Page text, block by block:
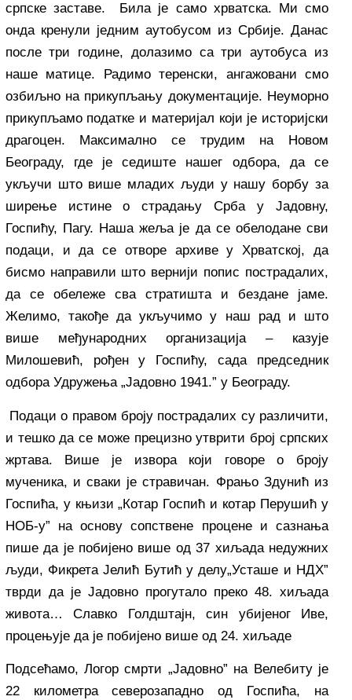
српске заставе. Била је само хрватска. Ми смо
онда кренули једним аутобусом из Србије. Данас
после три године, долазимо са три аутобуса из
наше матице. Радимо теренски, ангажовани смо
озбиљно на прикупљању документације. Неуморно
прикупљамо податке и материјал који је историјски
драгоцен. Максимално се трудим на Новом
Београду, где је седиште нашег одбора, да се
укључи што више младих људи у нашу борбу за
ширење истине о страдању Срба у Јадовну,
Госпићу, Пагу. Наша жеља је да се обелодане сви
подаци, и да се отворе архиве у Хрватској, да
бисмо направили што вернији попис пострадалих,
да се обележе сва стратишта и бездане јаме.
Желимо, такође да укључимо у наш рад и што
више међународних организација – казује
Милошевић, рођен у Госпићу, сада председник
одбора Удружења „Јадовно 1941.” у Београду.
Подаци о правом броју пострадалих су различити,
и тешко да се може прецизно утврити број српских
жртава. Више је извора који говоре о броју
мученика, и сваки је стравичан. Фрањо Здунић из
Госпића, у књизи „Котар Госпић и котар Перушић у
НОБ-у” на основу сопствене процене и сазнања
пише да је побијено више од 37 хиљада недужних
људи, Фикрета Јелић Бутић у делу„Усташе и НДХ”
тврди да је Јадовно прогутало преко 48. хиљада
живота… Славко Голдштајн, син убијеног Иве,
процењује да је побијено више од 24. хиљаде
Подсећамо, Логор смрти „Јадовно” на Велебиту је
22 километра северозападно од Госпића, на